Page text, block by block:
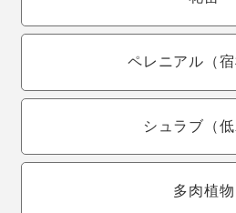
ペレニアル （
シュラブ （
多肉植物